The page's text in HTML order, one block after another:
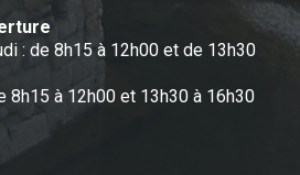
: de 8h15 à 12h00 et de 13h30
8h15 à 12h00 et 13h30 à 16h30